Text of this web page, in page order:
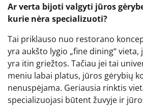
Ar verta bijoti valgyti jūros
kurie nėra specializuoti?
Tai priklauso nuo restorano
yra aukšto lygio „fine dining“
yra itin griežtos. Tačiau jei tai
meniu labai platus, jūros gėrybių
nenuspėjama. Geriausia rinktis
specializuojasi būtent žuvyje ir